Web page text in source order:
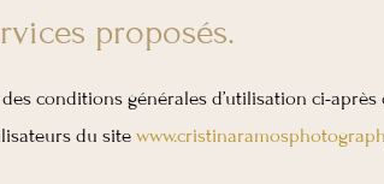
proposés.
conditions générales d’utilisation ci-après
du site